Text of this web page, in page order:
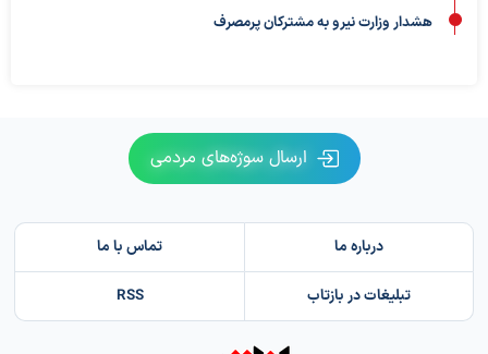
هشدار وزارت نیرو به مشترکان پرمصرف
ارسال سوژه‌های مردمی
درباره ما تماس با ما
تبلیغات در بازتاب RSS